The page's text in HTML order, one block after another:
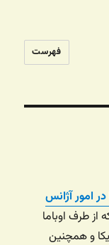
فهرست
امور آژانس
از طرف اوباما
و همچنین